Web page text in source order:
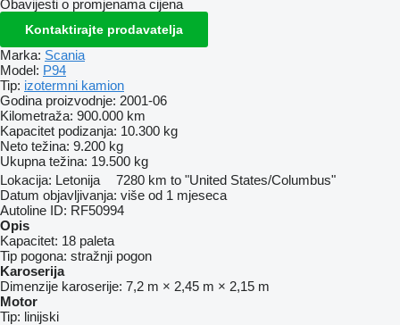
Obavijesti o promjenama cijena
Kontaktirajte prodavatelja
Marka: Scania
Model: P94
Tip: izotermni kamion
Godina proizvodnje: 2001-06
Kilometraža: 900.000 km
Kapacitet podizanja: 10.300 kg
Neto težina: 9.200 kg
Ukupna težina: 19.500 kg
Lokacija: Letonija
7280 km to "United States/Columbus"
Datum objavljivanja: više od 1 mjeseca
Autoline ID: RF50994
Opis
Kapacitet: 18 paleta
Tip pogona: stražnji pogon
Karoserija
Dimenzije karoserije: 7,2 m × 2,45 m × 2,15 m
Motor
Tip: linijski